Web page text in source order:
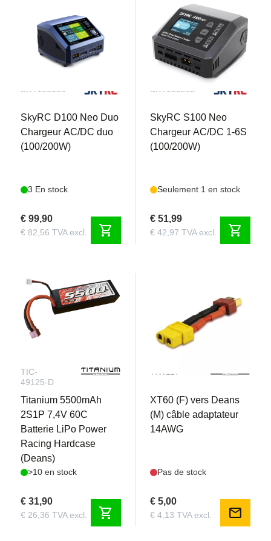
Axes de transmission universels télescopiques
coulissants
Absortisseurs remplis d'huile
Super-souple 2.2&rdquo ; High Profile All Terrain
Scale Finished Wheels
Front Bumper Mounted LED Lights
SKY100199
SkyRC D100 Neo Duo
Chargeur AC/DC duo
(100/200W)
3 En stock
€ 99,90
€ 82,56 TVA excl. shopping_cart
SKY100202
SkyRC S100 Neo
Chargeur AC/DC 1-6S
(100/200W)
Seulement 1 en stock
€ 51,99
€ 42,97 TVA excl. shopping_cart
TIC-
49125-D
Titanium 5500mAh
2S1P 7,4V 60C
Batterie LiPo Power
Racing Hardcase
(Deans)
>10 en stock
€ 31,90
€ 26,36 TVA excl. shopping_cart
TIW117
XT60 (F) vers Deans
(M) câble adaptateur
14AWG
Pas de stock
€ 5,00
€ 4,13 TVA excl. mail